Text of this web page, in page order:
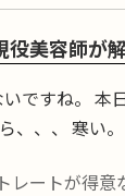
美容師が解
ですね。
、、、 寒い
レートが得